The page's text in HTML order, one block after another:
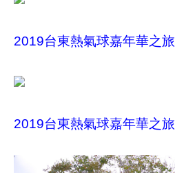
2019台東熱氣球嘉年華之旅
2019台東熱氣球嘉年華之旅